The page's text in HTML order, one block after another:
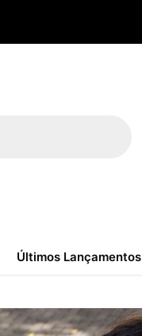
Últimos Lançamentos